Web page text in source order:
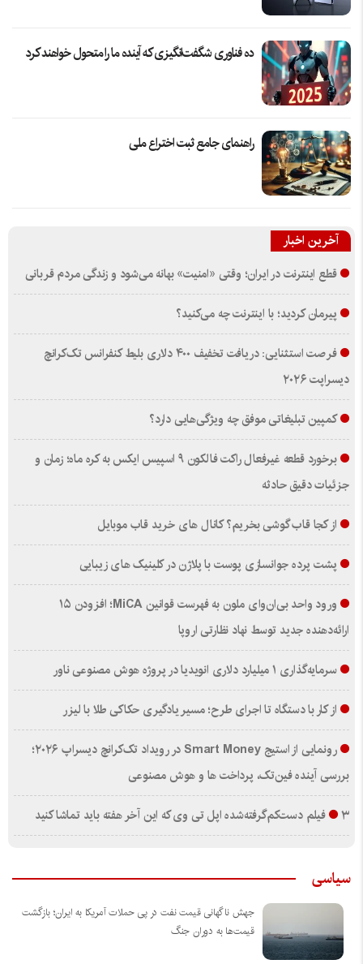
ده فناوری شگفت‌انگیزی که آینده ما را متحول خواهند کرد
راهنمای جامع ثبت اختراع ملی
آخرین اخبار
قطع اینترنت در ایران؛ وقتی «امنیت» بهانه می‌شود و زندگی مردم قربانی
پیرمان کردید؛ با اینترنت چه می‌کنید؟
فرصت استثنایی: دریافت تخفیف ۴۰۰ دلاری بلیط کنفرانس تک‌کرانچ
دیسراپت ۲۰۲۶
کمپین تبلیغاتی موفق چه ویژگی‌هایی دارد؟
برخورد قطعه غیرفعال راکت فالکون ۹ اسپیس ایکس به کره ماه؛ زمان و
جزئیات دقیق حادثه
از کجا قاب گوشی بخریم؟ کانال های خرید قاب موبایل
پشت پرده جوانسازی پوست با پلاژن در کلینیک های زیبایی
ورود واحد بی‌ان‌وای ملون به فهرست قوانین MiCA؛ افزودن ۱۵
ارائه‌دهنده جدید توسط نهاد نظارتی اروپا
سرمایه‌گذاری ۱ میلیارد دلاری انویدیا در پروژه هوش مصنوعی ناور
از کار با دستگاه تا اجرای طرح؛ مسیر یادگیری حکاکی طلا با لیزر
رونمایی از استیج Smart Money در رویداد تک‌کرانچ دیسراپ ۲۰۲۶؛
بررسی آینده فین‌تک، پرداخت‌ ها و هوش مصنوعی
۳ فیلم دست‌کم‌گرفته‌شده اپل تی وی که این آخر هفته باید تماشا کنید
سیاسی
جهش ناگهانی قیمت نفت در پی حملات آمریکا به ایران؛ بازگشت
قیمت‌ها به دوران جنگ